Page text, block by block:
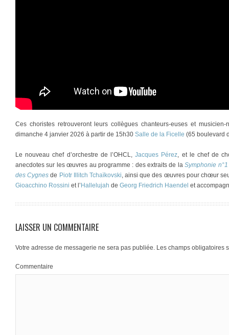
Ces choristes retrouveront leurs collègues chanteurs-euses et
dimanche 4 janvier 2026 à partir de 15h30 Salle de la Ficelle (65 boulevard
Le nouveau chef d’orchestre de l’OHCL,Jacques Pérez, et le chef de
anecdotes sur les œuvres au programme : des extraits de laSymphonie n°1
des Cygnes de Piotr Illitch Tchaïkovski, ainsi que des œuvres pour chœur
Gioacchino Rossini et l’ Hallelujah de Georg Friedrich Haendel et
LAISSER UN COMMENTAIRE
Votre adresse de messagerie ne sera pas publiée. Les champs obligatoires
Commentaire